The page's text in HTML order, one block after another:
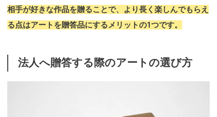
相手が好きな作品を贈ることで、より長く楽しんでもらえ
る点はアートを贈答品にするメリットの1つです。
法人へ贈答する際のアートの選び方